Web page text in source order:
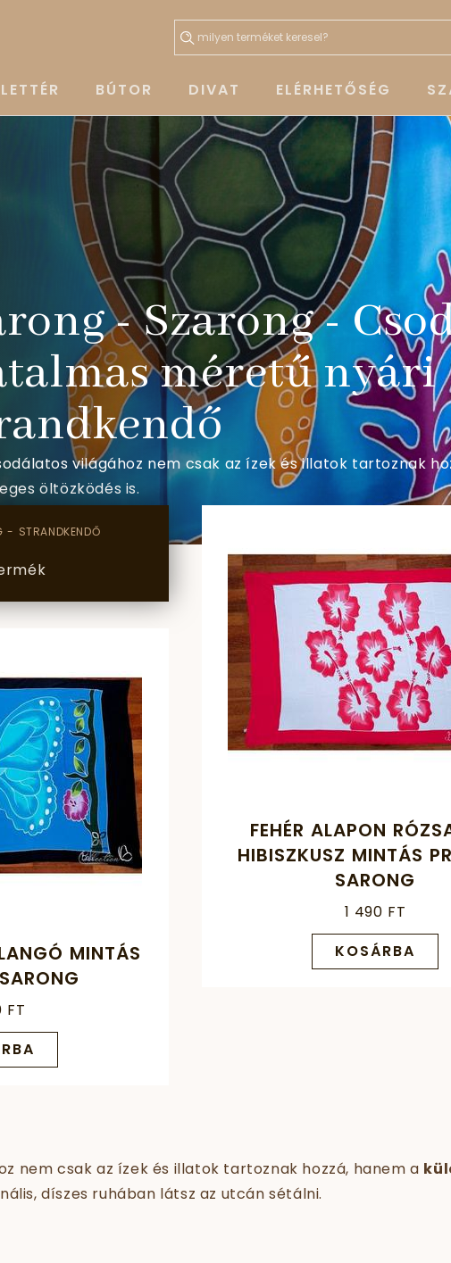
BÚTOR DIVAT ELÉRHETŐSÉG
- Szarong -
méretű nyári
világához nem csak az ízek és illatok tartoznak
öltözködés is.
- STRANDKENDŐ
FEHÉR ALAPON
HIBISZKUSZ MINTÁS
SARONG
1 490 FT
KOSÁRBA
MINTÁS
FT
nem csak az ízek és illatok tartoznak hozzá, hanem a
díszes ruhában látsz az utcán sétálni.